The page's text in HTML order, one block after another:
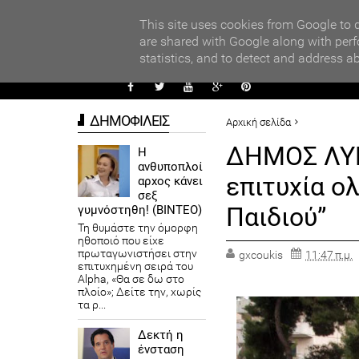
Αρχική σελίδα
ΔΗΜΟΙ
ΔΗΜΟΣ
ΔΗΜΟΣ
επιτυχία
Παιδιού”
gxcoukis 11:47 π.μ.
ΔΗΜΟΦΙΛΕΙΣ
Η
ανθυποπλοί
αρχος κάνει
σεξ
γυμνόστηθη! (ΒΙΝΤΕΟ)
Τη θυμάστε την όμορφη
ηθοποιό που είχε
πρωταγωνιστήσει στην
επιτυχημένη σειρά του
Alpha, «Θα σε δω στο
πλοίο»; Δείτε την, χωρίς
τα ρ...
Δεκτή η
ένσταση
This site uses cookies from Google to
are shared with Google along with
statistics, and to detect and address